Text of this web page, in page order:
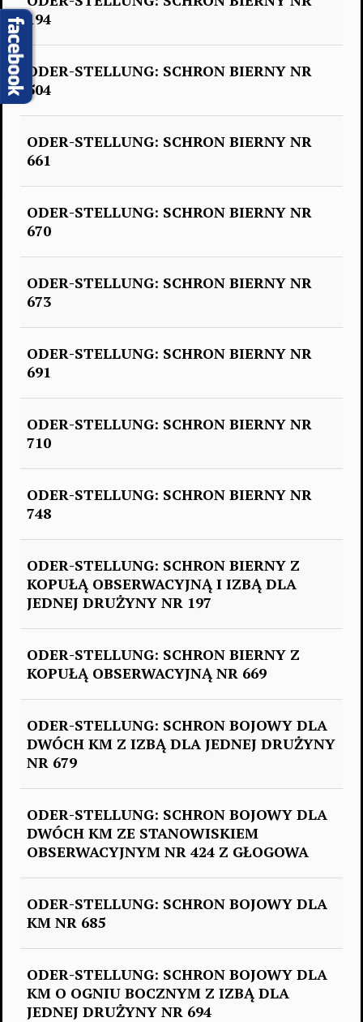
194
ODER-STELLUNG: SCHRON BIERNY NR
504
ODER-STELLUNG: SCHRON BIERNY NR
661
ODER-STELLUNG: SCHRON BIERNY NR
670
ODER-STELLUNG: SCHRON BIERNY NR
673
ODER-STELLUNG: SCHRON BIERNY NR
691
ODER-STELLUNG: SCHRON BIERNY NR
710
ODER-STELLUNG: SCHRON BIERNY NR
748
ODER-STELLUNG: SCHRON BIERNY Z
KOPUŁĄ OBSERWACYJNĄ I IZBĄ DLA
JEDNEJ DRUŻYNY NR 197
ODER-STELLUNG: SCHRON BIERNY Z
KOPUŁĄ OBSERWACYJNĄ NR 669
ODER-STELLUNG: SCHRON BOJOWY DLA
DWÓCH KM Z IZBĄ DLA JEDNEJ DRUŻYNY
NR 679
ODER-STELLUNG: SCHRON BOJOWY DLA
DWÓCH KM ZE STANOWISKIEM
OBSERWACYJNYM NR 424 Z GŁOGOWA
ODER-STELLUNG: SCHRON BOJOWY DLA
KM NR 685
ODER-STELLUNG: SCHRON BOJOWY DLA
KM O OGNIU BOCZNYM Z IZBĄ DLA
JEDNEJ DRUŻYNY NR 694